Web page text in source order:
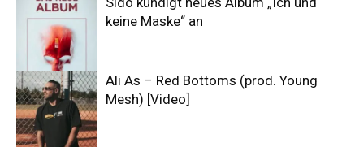
keine Maske“ an
Ali As – Red Bottoms (prod. Young
Mesh) [Video]